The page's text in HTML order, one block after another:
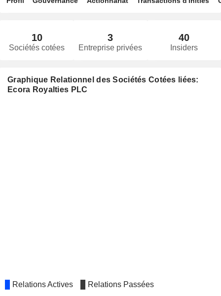
10
Sociétés cotées
3
Entreprise privées
40
Insiders
Graphique Relationnel des Sociétés Cotées liées:
Ecora Royalties PLC
Relations Actives Relations Passées